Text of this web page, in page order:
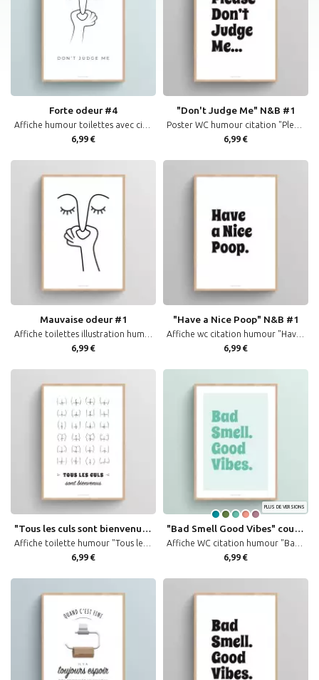
Forte odeur #4
6,99 €
"Don't Judge Me" N&B #1
6,99 €
Mauvaise odeur #1
6,99 €
"Have a Nice Poop" N&B #1
6,99 €
"Tous les culs sont bienvenus" #1
6,99 €
PLUS DE VERSIONS
"Bad Smell Good Vibes" couleurs #1
6,99 €